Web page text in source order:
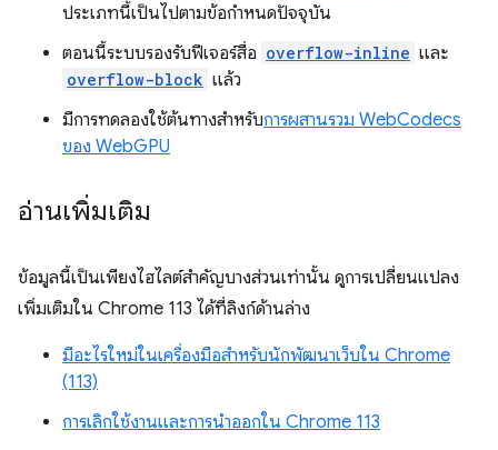
ประเภทนี้เป็นไปตามข้อกำหนดปัจจุบัน
ตอนนี้ระบบรองรับฟีเจอร์สื่อ overflow-inline และ
overflow-block แล้ว
มีการทดลองใช้ต้นทางสําหรับการผสานรวม WebCodecs
ของ WebGPU
อ่านเพิ่มเติม
ข้อมูลนี้เป็นเพียงไฮไลต์สำคัญบางส่วนเท่านั้น ดูการเปลี่ยนแปลง
เพิ่มเติมใน Chrome 113 ได้ที่ลิงก์ด้านล่าง
มีอะไรใหม่ในเครื่องมือสำหรับนักพัฒนาเว็บใน Chrome
(113)
การเลิกใช้งานและการนำออกใน Chrome 113